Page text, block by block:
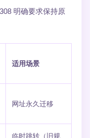
明确要求保持原
适用场景
网址永久迁移
临时跳转（旧规